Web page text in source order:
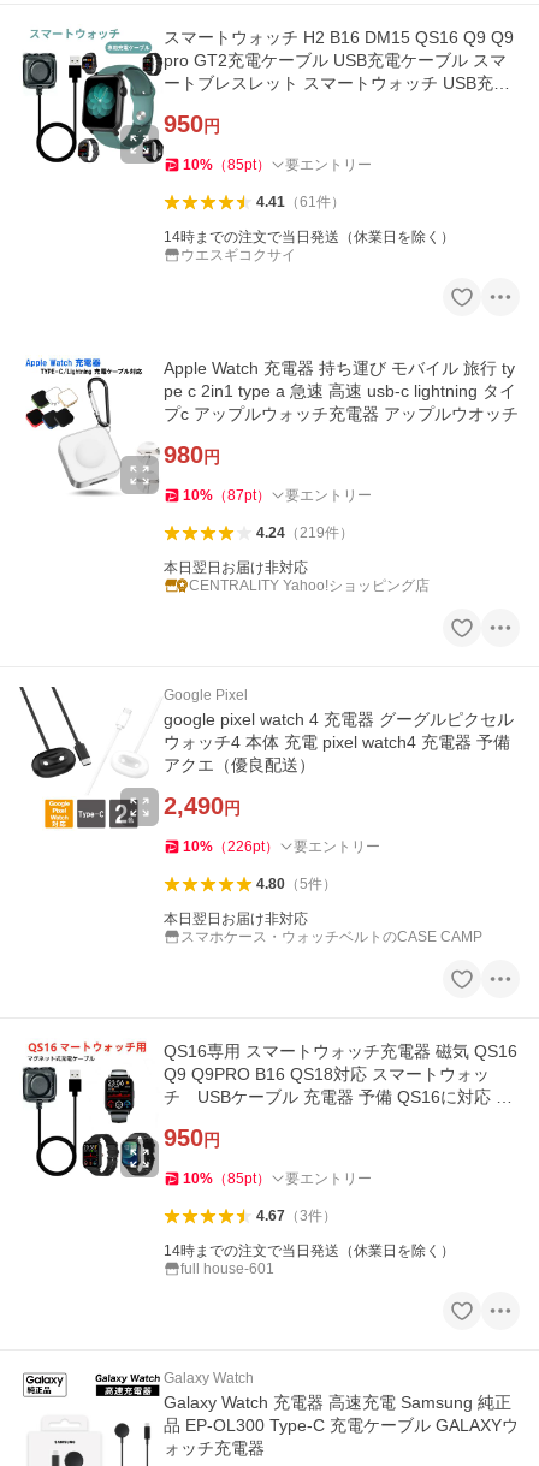
スマートウォッチ H2 B16 DM15 QS16 Q9 Q9
pro GT2充電ケーブル USB充電ケーブル スマ
ートブレスレット スマートウォッチ USB充電
950円
10% （85pt） 要エントリー
4.41（61件）
14時までの注文で当日発送（休業日を除く）
ウエスギコクサイ
Apple Watch 充電器 持ち運び モバイル 旅行 ty
pe c 2in1 type a 急速 高速 usb-c lightning タイ
プc アップルウォッチ充電器 アップルウオッチ
980円
10% （87pt） 要エントリー
4.24（219件）
本日翌日お届け非対応
CENTRALITY Yahoo!ショッピング店
Google Pixel
google pixel watch 4 充電器 グーグルピクセル
ウォッチ4 本体 充電 pixel watch4 充電器 予備
アクエ（優良配送）
2,490円
10% （226pt） 要エントリー
4.80（5件）
本日翌日お届け非対応
スマホケース・ウォッチベルトのCASE CAMP
QS16専用 スマートウォッチ充電器 磁気 QS16
Q9 Q9PRO B16 QS18対応 スマートウォッ
チ USBケーブル 充電器 予備 QS16に対応 持
950円
10% （85pt） 要エントリー
4.67（3件）
14時までの注文で当日発送（休業日を除く）
full house-601
Galaxy Watch
Galaxy Watch 充電器 高速充電 Samsung 純正
品 EP-OL300 Type-C 充電ケーブル GALAXYウ
ォッチ充電器